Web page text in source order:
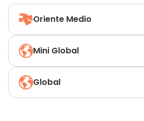
Oriente Medio
Mini Global
Global